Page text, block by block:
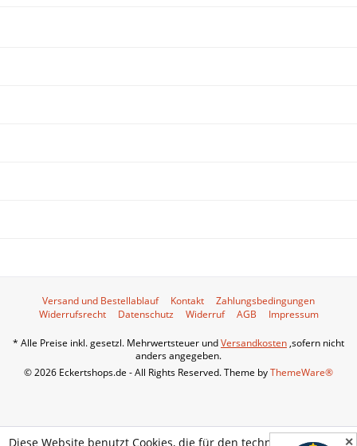
✕
Versand und Bestellablauf Kontakt
Zahlungsbedingungen
Widerrufsrecht
Datenschutz Widerruf AGB Impressum
* Alle Preise inkl. gesetzl. Mehrwertsteuer undVersandkosten,sofern nicht
anders angegeben.
© 2026 Eckertshops.de - All Rights Reserved. Theme byThemeWare®
Diese Website benutzt Cookies, die für den technischen Betrieb